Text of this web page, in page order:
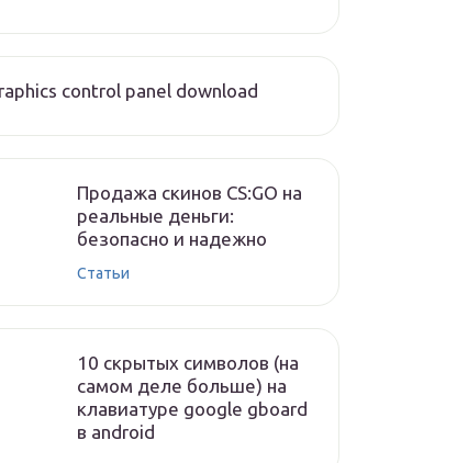
control panel download
Продажа скинов CS:GO на
реальные деньги:
безопасно и надежно
Статьи
10 скрытых символов (на
самом деле больше) на
клавиатуре google gboard
в android